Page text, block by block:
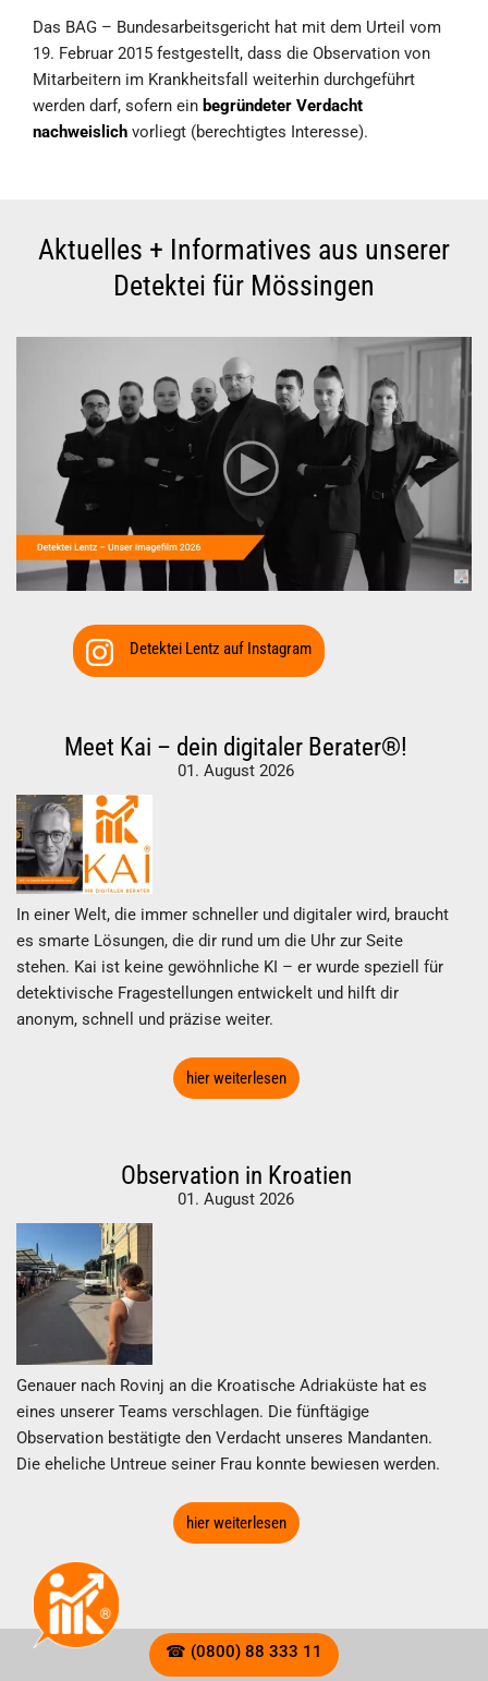
Das BAG – Bundesarbeitsgericht hat mit dem Urteil vom
19. Februar 2015 festgestellt, dass die Observation von
Mitarbeitern im Krankheitsfall weiterhin durchgeführt
werden darf, sofern ein begründeter Verdacht
nachweislich vorliegt (berechtigtes Interesse).
Detektei Lentz auf Instagram
Meet Kai – dein digitaler Berater®!
01. August 2026
In einer Welt, die immer schneller und digitaler wird, braucht
es smarte Lösungen, die dir rund um die Uhr zur Seite
stehen. Kai ist keine gewöhnliche KI – er wurde speziell für
detektivische Fragestellungen entwickelt und hilft dir
anonym, schnell und präzise weiter.
hier weiterlesen
Observation in Kroatien
01. August 2026
Genauer nach Rovinj an die Kroatische Adriaküste hat es
eines unserer Teams verschlagen. Die fünftägige
Observation bestätigte den Verdacht unseres Mandanten.
Die eheliche Untreue seiner Frau konnte bewiesen werden.
hier weiterlesen
☎ (0800) 88 333 11